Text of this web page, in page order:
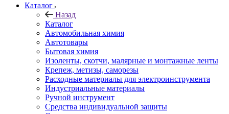
Каталог
Назад
Каталог
Автомобильная химия
Автотовары
Бытовая химия
Изоленты, скотчи, малярные и монтажные ленты
Крепеж, метизы, саморезы
Расходные материалы для электроинструмента
Индустриальные материалы
Ручной инструмент
Средства индивидуальной защиты